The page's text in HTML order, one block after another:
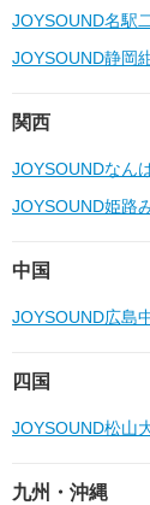
JOYSOUND名駅
JOYSOUND静岡
関西
JOYSOUNDなん
JOYSOUND姫路
中国
JOYSOUND広島
四国
JOYSOUND松山
九州・沖縄